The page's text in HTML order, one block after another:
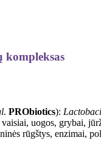
. PRObiotics):
uogos, grybai,
rūgštys, enzimai,